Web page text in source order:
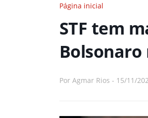
Página inicial
STF tem
Bolsonaro
Por Agmar Rios - 15/11/